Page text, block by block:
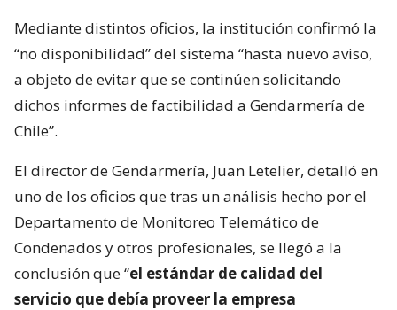
Mediante distintos oficios, la institución confirmó la
“no disponibilidad” del sistema “hasta nuevo aviso,
a objeto de evitar que se continúen solicitando
dichos informes de factibilidad a Gendarmería de
Chile”.
El director de Gendarmería, Juan Letelier, detalló en
uno de los oficios que tras un análisis hecho por el
Departamento de Monitoreo Telemático de
Condenados y otros profesionales, se llegó a la
conclusión que “el estándar de calidad del
servicio que debía proveer la empresa